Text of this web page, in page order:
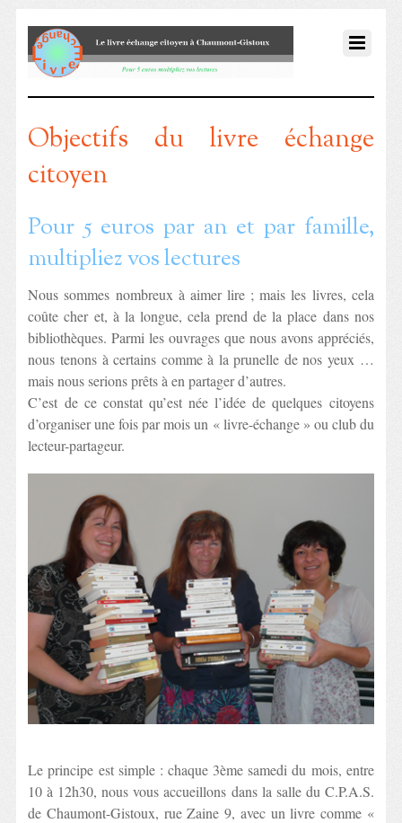
Objectifs du livre échange
citoyen
Pour 5 euros par an et par famille,
multipliez vos lectures
Nous sommes nombreux à aimer lire ; mais les livres, cela
coûte cher et, à la longue, cela prend de la place dans nos
bibliothèques. Parmi les ouvrages que nous avons appréciés,
nous tenons à certains comme à la prunelle de nos yeux …
mais nous serions prêts à en partager d’autres.
C’est de ce constat qu’est née l’idée de quelques citoyens
d’organiser une fois par mois un « livre-échange » ou club du
lecteur-partageur.
Le principe est simple : chaque 3ème samedi du mois, entre
10 à 12h30, nous vous accueillons dans la salle du C.P.A.S.
de Chaumont-Gistoux, rue Zaine 9, avec un livre comme «